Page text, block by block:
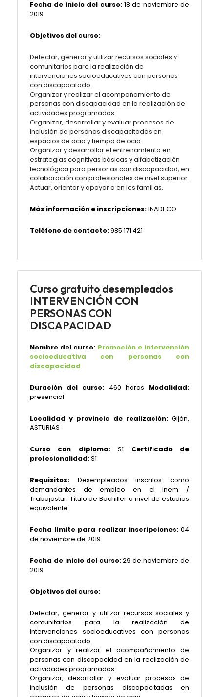
Fecha de inicio del curso:18 de noviembre de
2019
Objetivos del curso:
Detectar, generar y utilizar recursos sociales y
comunitarios para la realización de
intervenciones socioeducatives con personas
con discapacitado.
Organizar y realizar el acompañamiento de
personas con discapacidad en la realización de
actividades programadas.
Organizar, desarrollar y evaluar procesos de
inclusión de personas discapacitadas en
espacios de ocio y tiempo de ocio.
Organizar y desarrollar el entrenamiento en
estrategias cognitivas básicas y alfabetización
tecnológica para personas con discapacidad, en
colaboración con profesionales de nivel superior.
Actuar, orientar y apoyar a en las familias.
Más información e inscripciones:INADECO
Teléfono de contacto:985 171 421
Curso gratuito desempleados
INTERVENCIÓN CON
PERSONAS CON
DISCAPACIDAD
Nombre del curso: Promoción e intervención
socioeducativa con personas con
discapacidad
Duración del curso: 460 horas Modalidad:
presencial
Localidad y provincia de realización: Gijón,
ASTURIAS
Curso con diploma:Sí Certificado de
profesionalidad:Sí
Requisitos: Desempleados inscritos como
demandantes de empleo en el Inem /
Trabajastur. Título de Bachiller o nivel de estudios
equivalente.
Fecha límite para realizar inscripciones:04
de noviembre de 2019
Fecha de inicio del curso:29 de noviembre de
2019
Objetivos del curso:
Detectar, generar y utilizar recursos sociales y
comunitarios para la realización de
intervenciones socioeducatives con personas
con discapacitado.
Organizar y realizar el acompañamiento de
personas con discapacidad en la realización de
actividades programadas.
Organizar, desarrollar y evaluar procesos de
inclusión de personas discapacitadas en